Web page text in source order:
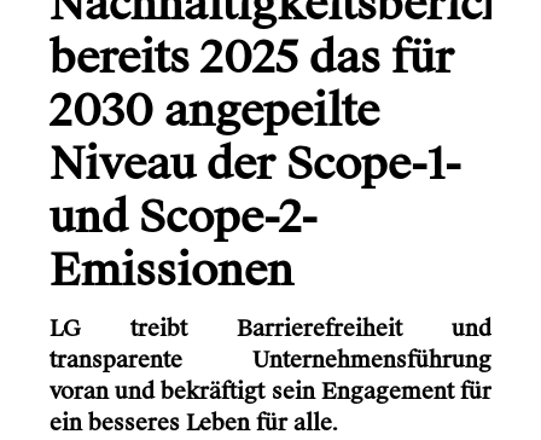
Info
Kontakt
bereits 2025 das für
2030 angepeilte
Niveau der Scope-1-
und Scope-2-
Emissionen
LG treibt Barrierefreiheit und
transparente Unternehmensführung
voran und bekräftigt sein Engagement für
ein besseres Leben für alle.